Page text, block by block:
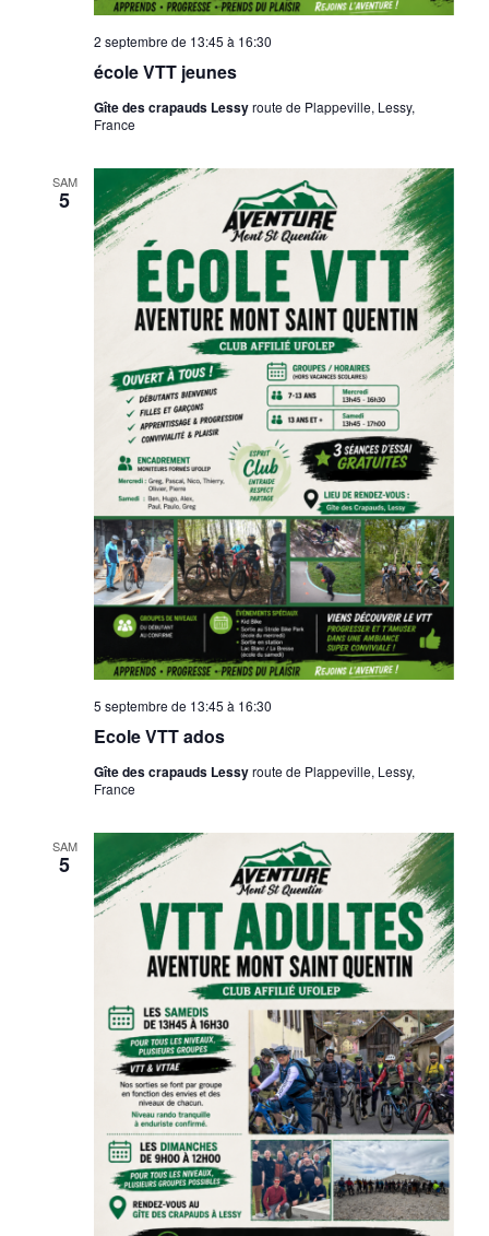
l
t
a
t
i
o
s
v
m
e
n
t
école VTT jeunes
2 septembre de 13:45 à 16:30
Gîte des crapauds Lessyroute de Plappeville, Lessy,
France
SAM
5
Ecole VTT ados
5 septembre de 13:45 à 16:30
Gîte des crapauds Lessyroute de Plappeville, Lessy,
France
SAM
5